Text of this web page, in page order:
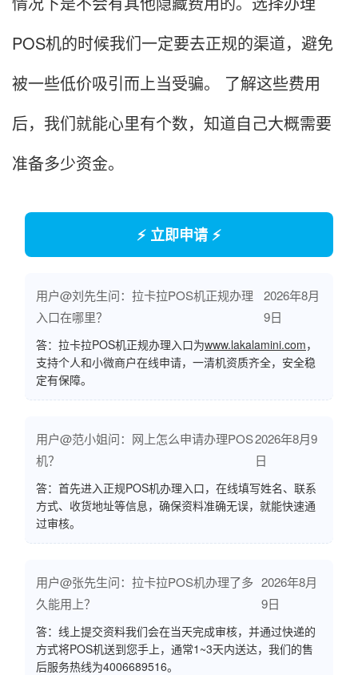
POS机的时候我们一定要去正规的渠道，避免
被一些低价吸引而上当受骗。 了解这些费用
后，我们就能心里有个数，知道自己大概需要
准备多少资金。
⚡ 立即申请 ⚡
用户@刘先生问：拉卡拉POS机正规办理
入口在哪里？
2026年8月
9日
答：拉卡拉POS机正规办理入口为www.lakalamini.com，
支持个人和小微商户在线申请，一清机资质齐全，安全稳
定有保障。
用户@范小姐问：网上怎么申请办理POS
机？
2026年8月9
日
答：首先进入正规POS机办理入口，在线填写姓名、联系
方式、收货地址等信息，确保资料准确无误，就能快速通
过审核。
用户@张先生问：拉卡拉POS机办理了多
久能用上？
2026年8月
9日
答：线上提交资料我们会在当天完成审核，并通过快递的
方式将POS机送到您手上，通常1~3天内送达，我们的售
后服务热线为4006689516。